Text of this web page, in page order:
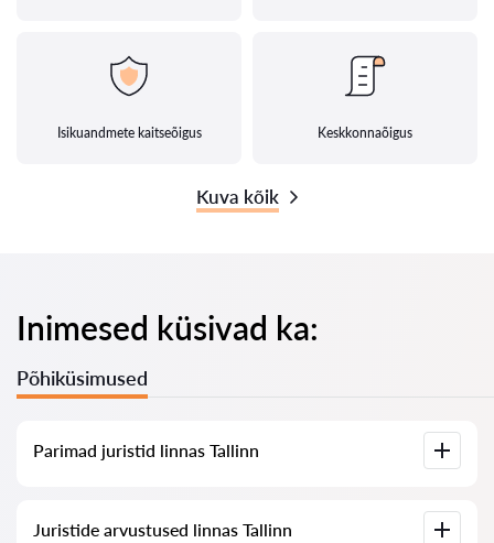
Isikuandmete kaitseõigus Keskkonnaõigus
Kuva kõik
Inimesed küsivad ka:
Põhiküsimused
Parimad juristid linnas Tallinn
Tallinn koos täieliku infoga: hinnad, arvustused,
Juristide arvustused linnas Tallinn